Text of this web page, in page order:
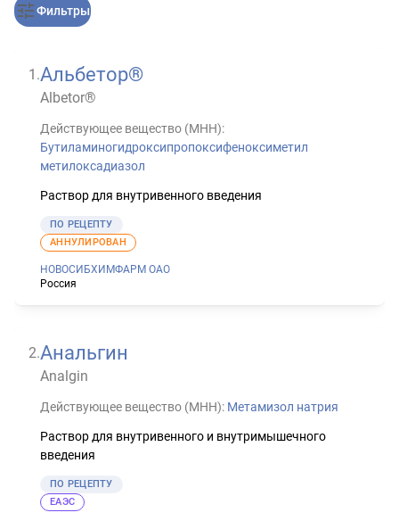
Фильтры
1 .Альбетор®
Albetor®
Действующее вещество (МНН):
Бутиламиногидроксипропоксифеноксиметил
метилоксадиазол
Раствор для внутривенного введения
ПО РЕЦЕПТУ
НОВОСИБХИМФАРМ ОАО
Россия
АННУЛИРОВАН
2.Анальгин
Analgin
Действующее вещество (МНН): Метамизол натрия
Раствор для внутривенного и внутримышечного
введения
ПО РЕЦЕПТУ
ЕАЭС